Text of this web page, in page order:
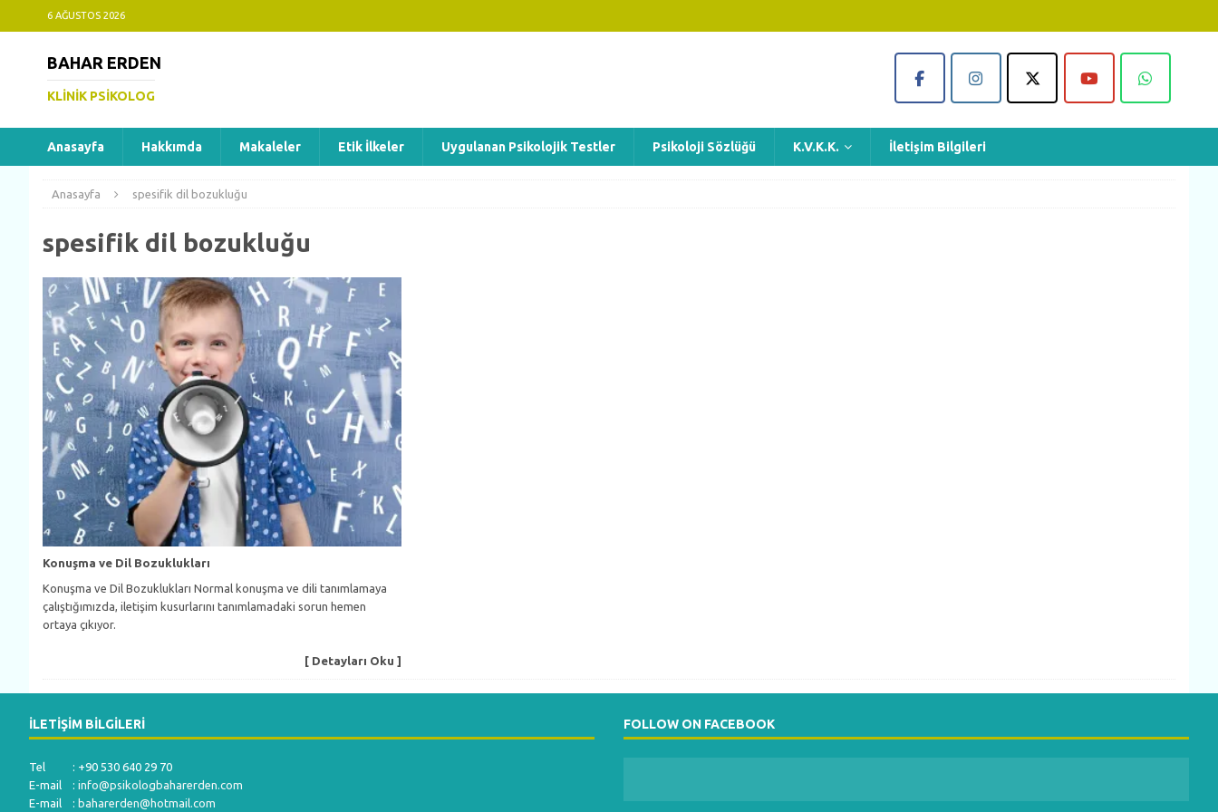
6 AĞUSTOS 2026
BAHAR ERDEN
KLINIK PSIKOLOG
Anasayfa Hakkımda Makaleler Etik İlkeler Uygulanan Psikolojik Testler Psikoloji Sözlüğü K.V.K.K. İletişim Bilgileri
Anasayfa spesifik dil bozukluğu
spesifik dil bozukluğu
Konuşma ve Dil Bozuklukları
Konuşma ve Dil Bozuklukları Normal konuşma ve dili tanımlamaya
çalıştığımızda, iletişim kusurlarını tanımlamadaki sorun hemen
ortaya çıkıyor.
[ Detayları Oku ]
İLETIŞIM BILGILERI
Tel : +90 530 640 29 70
E-mail : info@psikologbaharerden.com
E-mail : baharerden@hotmail.com
FOLLOW ON FACEBOOK